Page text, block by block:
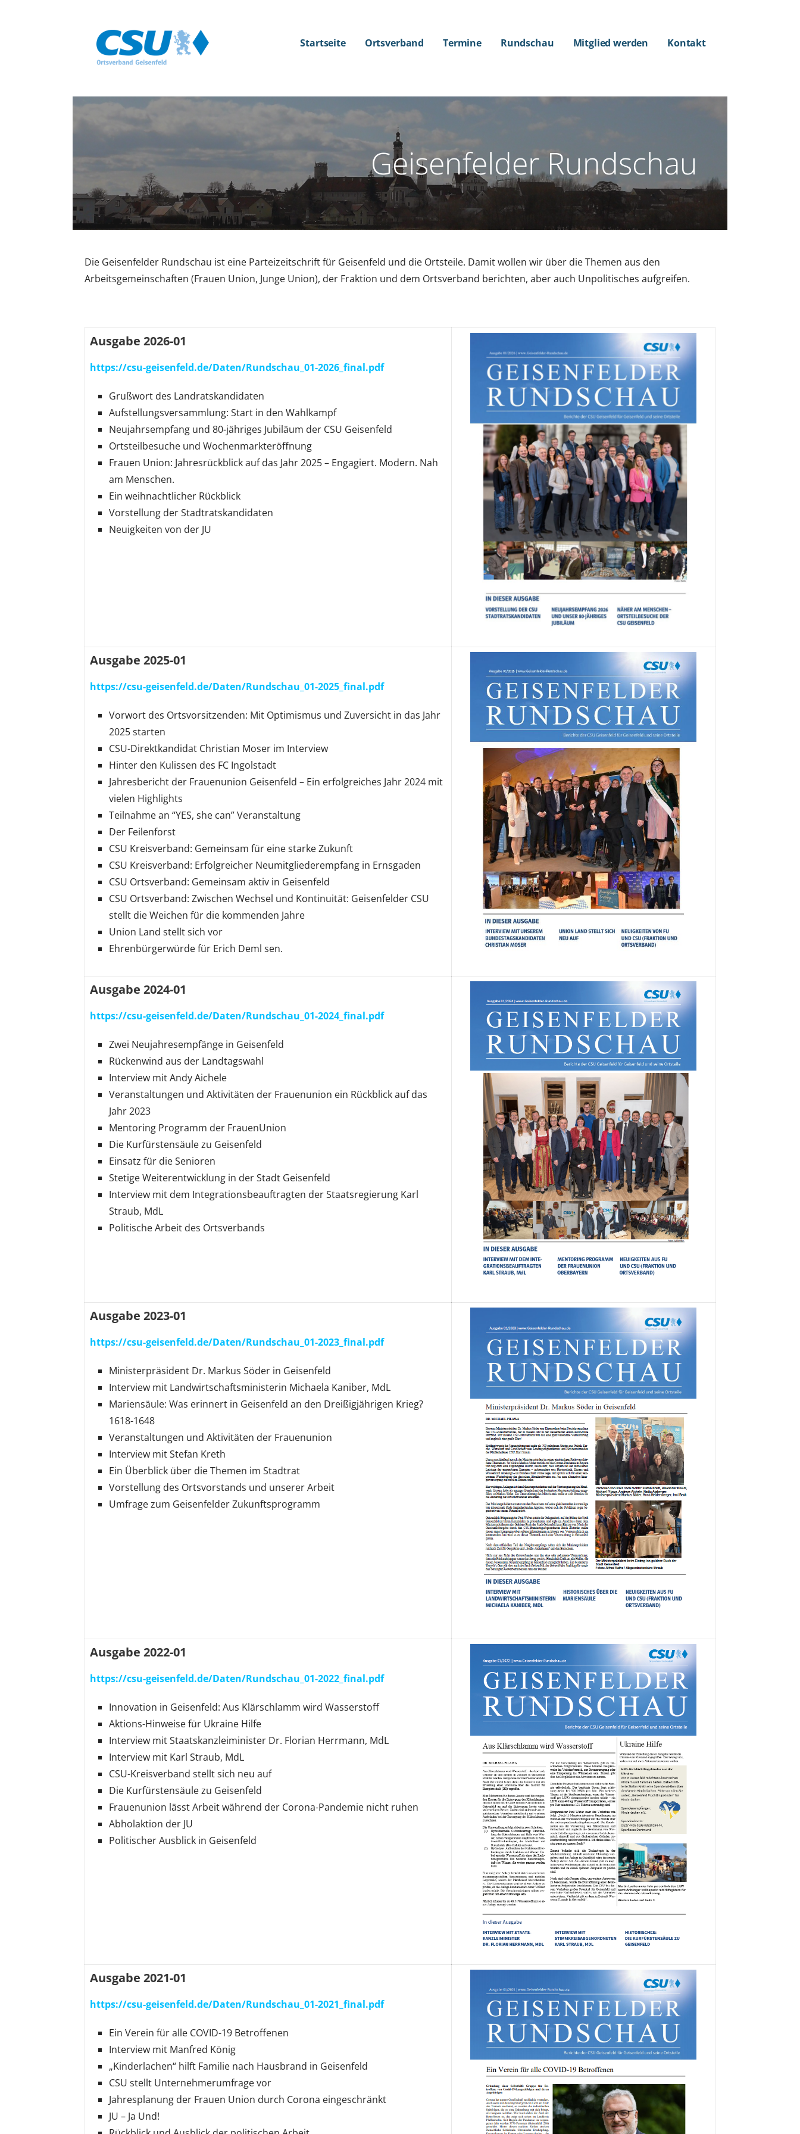
Startseite Ortsverband Termine Rundschau Mitglied werden Kontakt
Geisenfelder Rundschau
Die Geisenfelder Rundschau ist eine Parteizeitschrift für Geisenfeld und die Ortsteile. Damit wollen wir über die Themen aus den
Arbeitsgemeinschaften (Frauen Union, Junge Union), der Fraktion und dem Ortsverband berichten, aber auch Unpolitisches aufgreifen.
Ausgabe 2026-01
https://csu-geisenfeld.de/Daten/Rundschau_01-2026_final.pdf
Grußwort des Landratskandidaten
Aufstellungsversammlung: Start in den Wahlkampf
Neujahrsempfang und 80-jähriges Jubiläum der CSU Geisenfeld
Ortsteilbesuche und Wochenmarkteröffnung
Frauen Union: Jahresrückblick auf das Jahr 2025 – Engagiert. Modern. Nah
am Menschen.
Ein weihnachtlicher Rückblick
Vorstellung der Stadtratskandidaten
Neuigkeiten von der JU
Ausgabe 2025-01
https://csu-geisenfeld.de/Daten/Rundschau_01-2025_final.pdf
Vorwort des Ortsvorsitzenden: Mit Optimismus und Zuversicht in das Jahr
2025 starten
CSU-Direktkandidat Christian Moser im Interview
Hinter den Kulissen des FC Ingolstadt
Jahresbericht der Frauenunion Geisenfeld – Ein erfolgreiches Jahr 2024 mit
vielen Highlights
Teilnahme an “YES, she can” Veranstaltung
Der Feilenforst
CSU Kreisverband: Gemeinsam für eine starke Zukunft
CSU Kreisverband: Erfolgreicher Neumitgliederempfang in Ernsgaden
CSU Ortsverband: Gemeinsam aktiv in Geisenfeld
CSU Ortsverband: Zwischen Wechsel und Kontinuität: Geisenfelder CSU
stellt die Weichen für die kommenden Jahre
Union Land stellt sich vor
Ehrenbürgerwürde für Erich Deml sen.
Ausgabe 2024-01
https://csu-geisenfeld.de/Daten/Rundschau_01-2024_final.pdf
Zwei Neujahresempfänge in Geisenfeld
Rückenwind aus der Landtagswahl
Interview mit Andy Aichele
Veranstaltungen und Aktivitäten der Frauenunion ein Rückblick auf das
Jahr 2023
Mentoring Programm der FrauenUnion
Die Kurfürstensäule zu Geisenfeld
Einsatz für die Senioren
Stetige Weiterentwicklung in der Stadt Geisenfeld
Interview mit dem Integrationsbeauftragten der Staatsregierung Karl
Straub, MdL
Politische Arbeit des Ortsverbands
Ausgabe 2023-01
https://csu-geisenfeld.de/Daten/Rundschau_01-2023_final.pdf
Ministerpräsident Dr. Markus Söder in Geisenfeld
Interview mit Landwirtschaftsministerin Michaela Kaniber, MdL
Mariensäule: Was erinnert in Geisenfeld an den Dreißigjährigen Krieg?
1618-1648
Veranstaltungen und Aktivitäten der Frauenunion
Interview mit Stefan Kreth
Ein Überblick über die Themen im Stadtrat
Vorstellung des Ortsvorstands und unserer Arbeit
Umfrage zum Geisenfelder Zukunftsprogramm
Ausgabe 2022-01
https://csu-geisenfeld.de/Daten/Rundschau_01-2022_final.pdf
Innovation in Geisenfeld: Aus Klärschlamm wird Wasserstoff
Aktions-Hinweise für Ukraine Hilfe
Interview mit Staatskanzleiminister Dr. Florian Herrmann, MdL
Interview mit Karl Straub, MdL
CSU-Kreisverband stellt sich neu auf
Die Kurfürstensäule zu Geisenfeld
Frauenunion lässt Arbeit während der Corona-Pandemie nicht ruhen
Abholaktion der JU
Politischer Ausblick in Geisenfeld
Ausgabe 2021-01
https://csu-geisenfeld.de/Daten/Rundschau_01-2021_final.pdf
Ein Verein für alle COVID-19 Betroffenen
Interview mit Manfred König
„Kinderlachen“ hilft Familie nach Hausbrand in Geisenfeld
CSU stellt Unternehmerumfrage vor
Jahresplanung der Frauen Union durch Corona eingeschränkt
JU – Ja Und!